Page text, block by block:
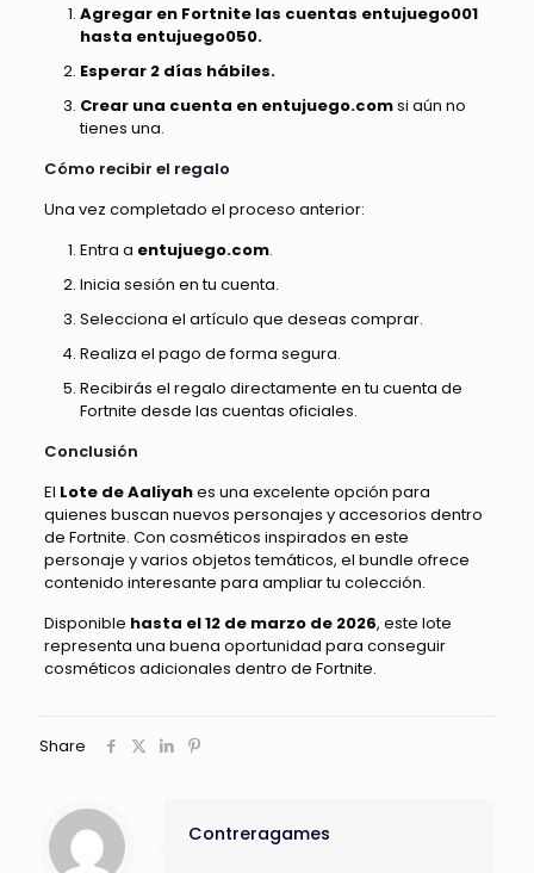
Agregar en Fortnite las cuentas entujuego001
hasta entujuego050.
Esperar 2 días hábiles.
Crear una cuenta en entujuego.comsi aún no
tienes una.
Cómo recibir el regalo
Una vez completado el proceso anterior:
Entra a entujuego.com.
Inicia sesión en tu cuenta.
Selecciona el artículo que deseas comprar.
Realiza el pago de forma segura.
Recibirás el regalo directamente en tu cuenta de
Fortnite desde las cuentas oficiales.
Conclusión
El Lote de Aaliyahes una excelente opción para
quienes buscan nuevos personajes y accesorios dentro
de Fortnite. Con cosméticos inspirados en este
personaje y varios objetos temáticos, el bundle ofrece
contenido interesante para ampliar tu colección.
Disponible hasta el 12 de marzo de 2026, este lote
representa una buena oportunidad para conseguir
cosméticos adicionales dentro de Fortnite.
Share
Contreragames